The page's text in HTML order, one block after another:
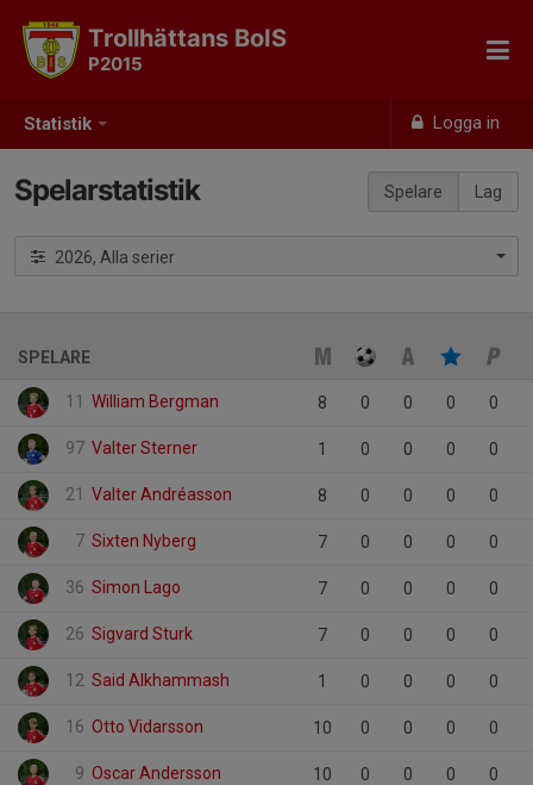
Statistik Logga in
Trollhättans BoIS
P2015
Spelare Lag
Spelarstatistik
2026, Alla serier
SPELARE
11 William Bergman 8 0 0 0 0
97 Valter Sterner 1 0 0 0 0
21 Valter Andréasson 8 0 0 0 0
7 Sixten Nyberg 7 0 0 0 0
36 Simon Lago 7 0 0 0 0
26 Sigvard Sturk 7 0 0 0 0
12 Said Alkhammash 1 0 0 0 0
16 Otto Vidarsson 10 0 0 0 0
9 Oscar Andersson 10 0 0 0 0